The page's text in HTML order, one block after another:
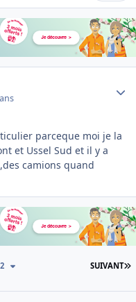
parceque moi je la
et Ussel Sud et il y a
camions quand
SUIVANT